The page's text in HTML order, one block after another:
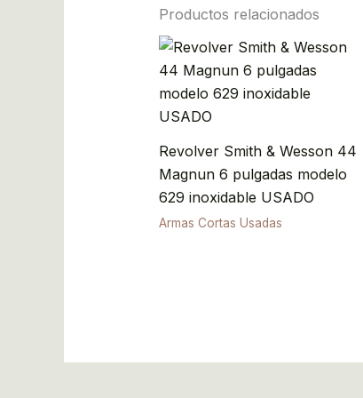
Productos relacionados
Revolver Smith & Wesson 44
Magnun 6 pulgadas modelo
629 inoxidable USADO
Armas Cortas Usadas